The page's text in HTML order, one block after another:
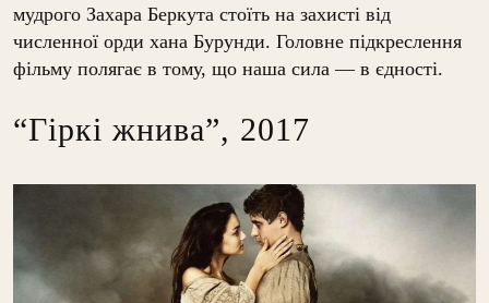
мудрого Захара Беркута стоїть на захисті від
численної орди хана Бурунди. Головне підкреслення
фільму полягає в тому, що наша сила — в єдності.
“Гіркі жнива”, 2017